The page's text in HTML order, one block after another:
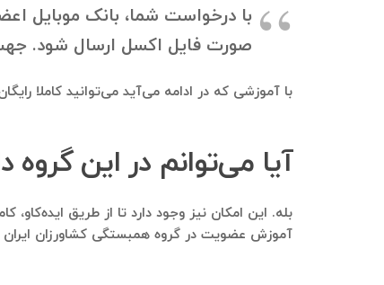
با درخواست شما، بانک موبایل
صورت فایل اکسل ارسال شود. جهت دانلود بانک موبایل، به
با آموزشی که در ادامه می‌آید می‌توانید کاملا
آیا می‌توانم در این
بله. این امکان نیز وجود دارد تا از طریق
آموزش عضویت در گروه همبستگی کشاورزان ایران